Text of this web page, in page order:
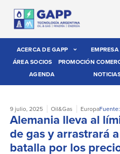
ACERCA DE GAPP
ÁREA SOCIOS
PROMOCIÓN
AGENDA
9 julio, 2025 Oil&Gas Europa
Alemania lleva al
de gas y arrastrará
batalla por los